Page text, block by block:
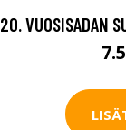
20. VUOSISADAN